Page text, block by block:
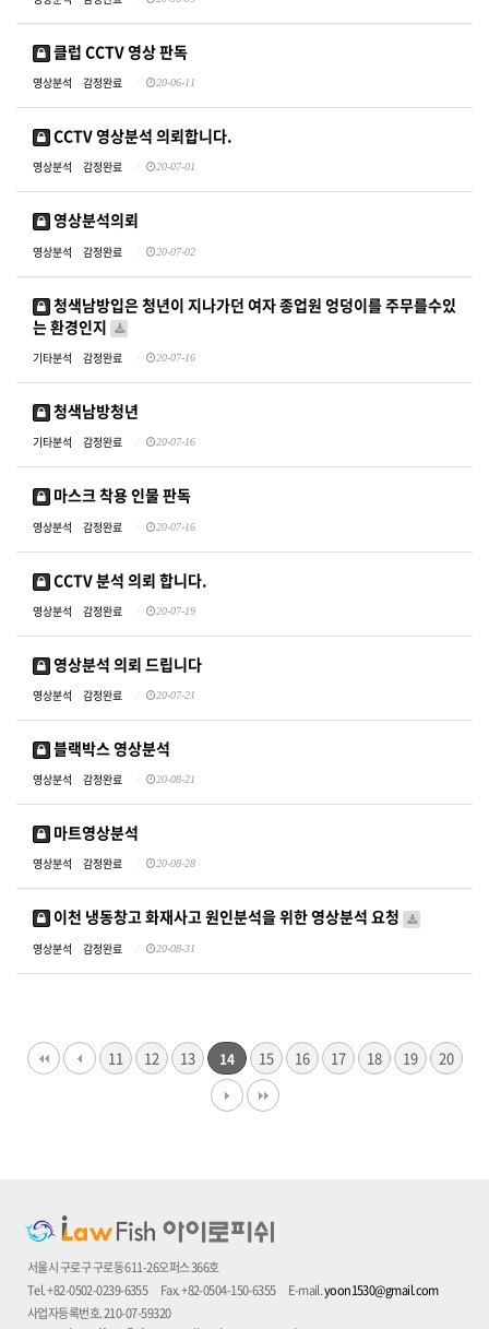
클럽 CCTV 영상 판독
영상분석 감정완료 20-06-11
CCTV 영상분석 의뢰합니다.
영상분석 감정완료 20-07-01
영상분석의뢰
영상분석 감정완료 20-07-02
청색남방입은 청년이 지나가던 여자 종업원 엉덩이를 주무를수있
는 환경인지
기타분석 감정완료 20-07-16
청색남방청년
기타분석 감정완료 20-07-16
마스크 착용 인물 판독
영상분석 감정완료 20-07-16
CCTV 분석 의뢰 합니다.
영상분석 감정완료 20-07-19
영상분석 의뢰 드립니다
영상분석 감정완료 20-07-21
블랙박스 영상분석
영상분석 감정완료 20-08-21
마트영상분석
영상분석 감정완료 20-08-28
이천 냉동창고 화재사고 원인분석을 위한 영상분석 요청
영상분석 감정완료 20-08-31
11 12 13 14 15 16 17 18 19 20
서울시 구로구 구로동 611-26오퍼스 366호
Tel. +82-0502-0239-6355
Fax. +82-0504-150-6355 E-mail.yoon1530@gmail.com
사업자등록번호. 210-07-59320